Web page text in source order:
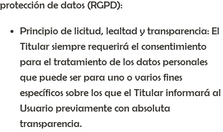
protección de datos (RGPD):
Principio de licitud, lealtad y transparencia: El
Titular siempre requerirá el consentimiento
para el tratamiento de los datos personales
que puede ser para uno o varios fines
específicos sobre los que el Titular informará al
Usuario previamente con absoluta
transparencia.